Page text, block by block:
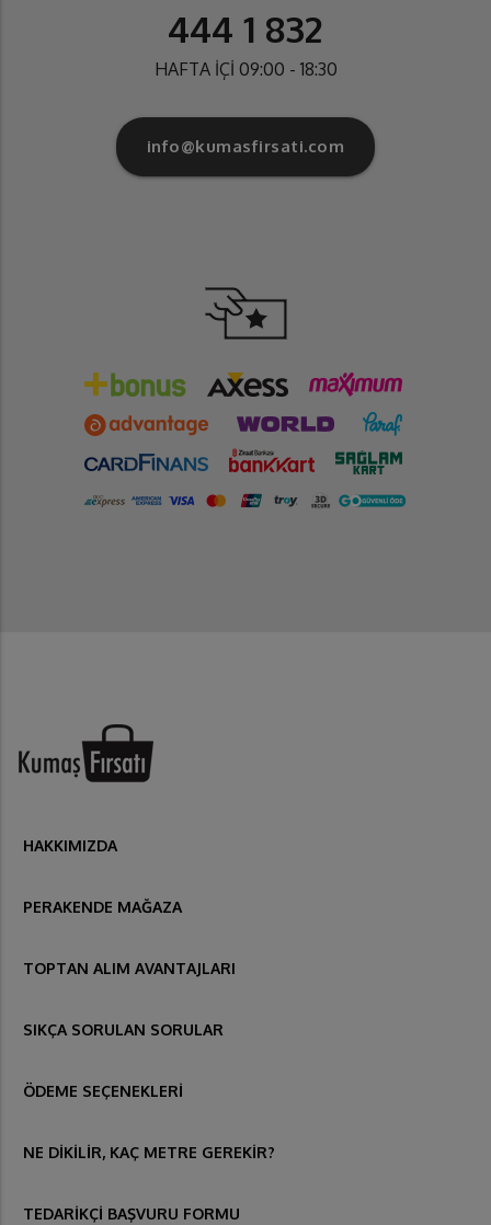
444 1 832
HAFTA İÇİ 09:00 - 18:30
info@kumasfirsati.com
HAKKIMIZDA
PERAKENDE MAĞAZA
TOPTAN ALIM AVANTAJLARI
SIKÇA SORULAN SORULAR
ÖDEME SEÇENEKLERİ
NE DİKİLİR, KAÇ METRE GEREKİR?
TEDARİKÇİ BAŞVURU FORMU